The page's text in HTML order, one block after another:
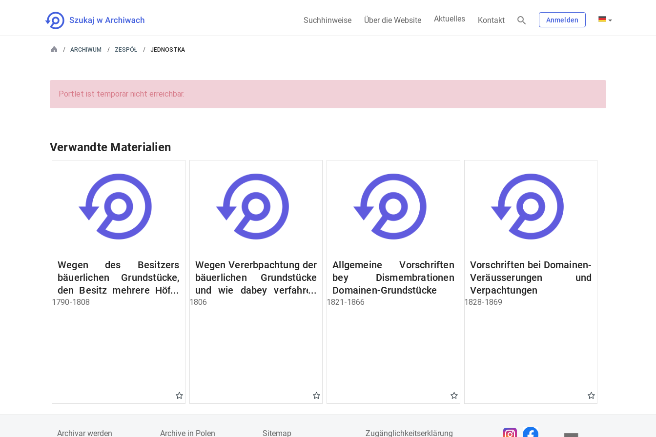
Suchhinweise Über die Website Aktuelles Kontakt Anmelden
ARCHIWUM ZESPÓŁ JEDNOSTKA
Portlet ist temporär nicht erreichbar.
Verwandte Materialien
Wegen des Besitzers
bäuerlichen Grundstücke,
den Besitz mehrere Höfe.
Instruction wegen der
1790-1808
Wegen Vererbpachtung der
bäuerlichen Grundstücke
und wie dabey verfahren
werden soll
1806
Allgemeine Vorschriften
bey Dismembrationen
Domainen-Grundstücke
1821-1866
Vorschriften bei Domainen-
Veräusserungen und
Verpachtungen
1828-1869
Archivar werden Archive in Polen Sitemap Zugänglichkeitserklärung